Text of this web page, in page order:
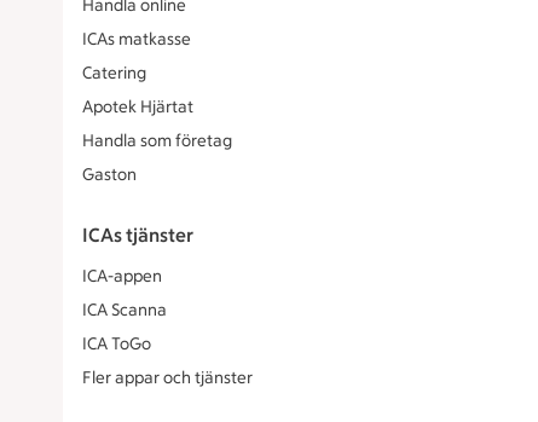
Handla online
ICAs matkasse
Catering
Apotek Hjärtat
Handla som företag
Gaston
ICAs tjänster
ICA-appen
ICA Scanna
ICA ToGo
Fler appar och tjänster